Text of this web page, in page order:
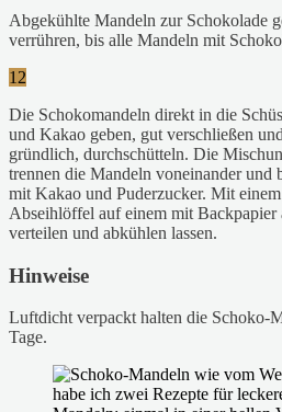
Abgekühlte Mandeln zur Schokolade
verrühren, bis alle Mandeln mit
12
Die Schokomandeln direkt in die
und Kakao geben, gut verschließen
gründlich, durchschütteln. Die
trennen die Mandeln voneinander und
mit Kakao und Puderzucker. Mit
Abseihlöffel auf einem mit Backpapier
verteilen und abkühlen lassen.
Hinweise
Luftdicht verpackt halten die Schoko-
Tage.